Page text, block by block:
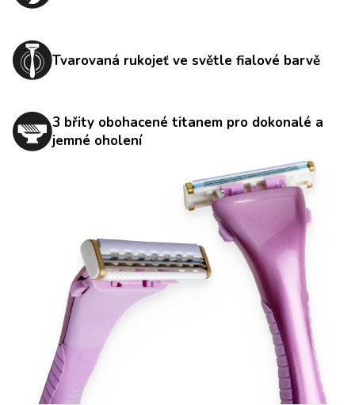
Tvarovaná rukojeť ve světle fialové barvě
3 břity obohacené titanem pro dokonalé a
jemné oholení